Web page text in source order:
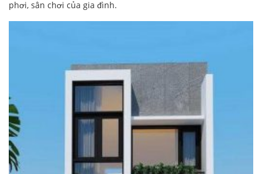
phơi, sân chơi của gia đình.